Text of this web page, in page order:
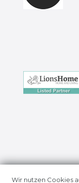
Impressum
Wir nutzen Cookies